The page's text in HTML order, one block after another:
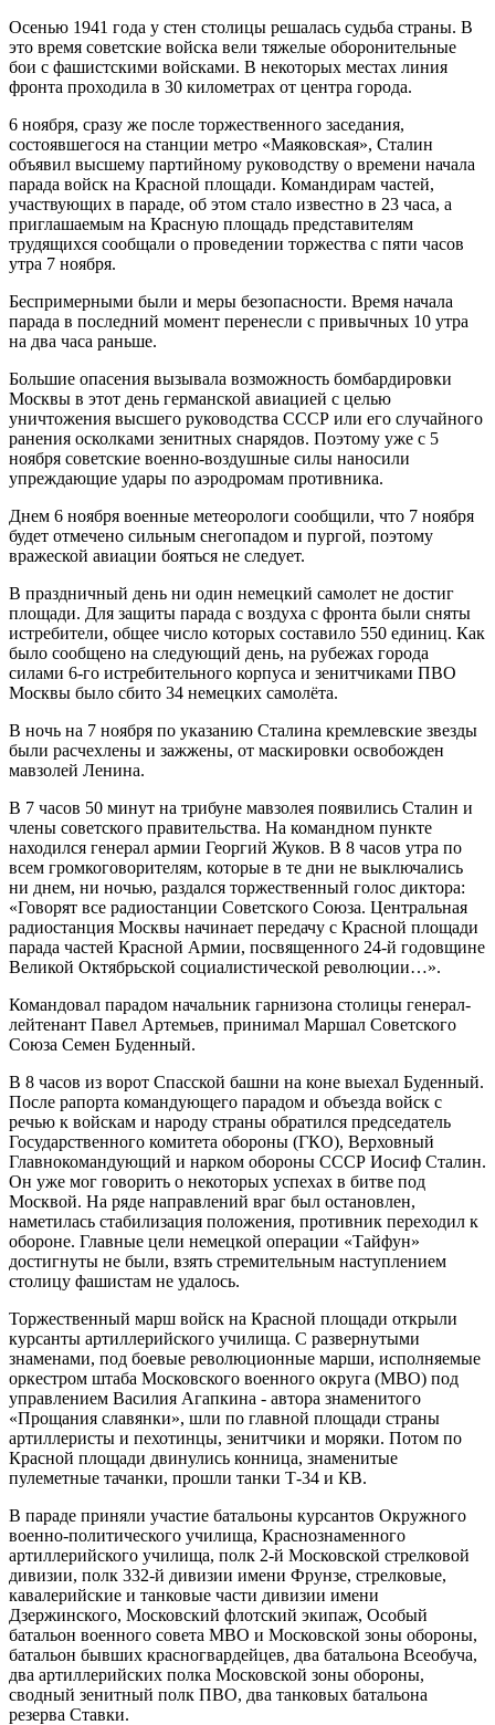
Осенью 1941 года у стен столицы решалась судьба страны. В
это время советские войска вели тяжелые оборонительные
бои с фашистскими войсками. В некоторых местах линия
фронта проходила в 30 километрах от центра города.
6 ноября, сразу же после торжественного заседания,
состоявшегося на станции метро «Маяковская», Сталин
объявил высшему партийному руководству о времени начала
парада войск на Красной площади. Командирам частей,
участвующих в параде, об этом стало известно в 23 часа, а
приглашаемым на Красную площадь представителям
трудящихся сообщали о проведении торжества с пяти часов
утра 7 ноября.
Беспримерными были и меры безопасности. Время начала
парада в последний момент перенесли с привычных 10 утра
на два часа раньше.
Большие опасения вызывала возможность бомбардировки
Москвы в этот день германской авиацией с целью
уничтожения высшего руководства СССР или его случайного
ранения осколками зенитных снарядов. Поэтому уже с 5
ноября советские военно-воздушные силы наносили
упреждающие удары по аэродромам противника.
Днем 6 ноября военные метеорологи сообщили, что 7 ноября
будет отмечено сильным снегопадом и пургой, поэтому
вражеской авиации бояться не следует.
В праздничный день ни один немецкий самолет не достиг
площади. Для защиты парада с воздуха с фронта были сняты
истребители, общее число которых составило 550 единиц. Как
было сообщено на следующий день, на рубежах города
силами 6-го истребительного корпуса и зенитчиками ПВО
Москвы было сбито 34 немецких самолёта.
В ночь на 7 ноября по указанию Сталина кремлевские звезды
были расчехлены и зажжены, от маскировки освобожден
мавзолей Ленина.
В 7 часов 50 минут на трибуне мавзолея появились Сталин и
члены советского правительства. На командном пункте
находился генерал армии Георгий Жуков. В 8 часов утра по
всем громкоговорителям, которые в те дни не выключались
ни днем, ни ночью, раздался торжественный голос диктора:
«Говорят все радиостанции Советского Союза. Центральная
радиостанция Москвы начинает передачу с Красной площади
парада частей Красной Армии, посвященного 24-й годовщине
Великой Октябрьской социалистической революции…».
Командовал парадом начальник гарнизона столицы генерал-
лейтенант Павел Артемьев, принимал Маршал Советского
Союза Семен Буденный.
В 8 часов из ворот Спасской башни на коне выехал Буденный.
После рапорта командующего парадом и объезда войск с
речью к войскам и народу страны обратился председатель
Государственного комитета обороны (ГКО), Верховный
Главнокомандующий и нарком обороны СССР Иосиф Сталин.
Он уже мог говорить о некоторых успехах в битве под
Москвой. На ряде направлений враг был остановлен,
наметилась стабилизация положения, противник переходил к
обороне. Главные цели немецкой операции «Тайфун»
достигнуты не были, взять стремительным наступлением
столицу фашистам не удалось.
Торжественный марш войск на Красной площади открыли
курсанты артиллерийского училища. С развернутыми
знаменами, под боевые революционные марши, исполняемые
оркестром штаба Московского военного округа (МВО) под
управлением Василия Агапкина - автора знаменитого
«Прощания славянки», шли по главной площади страны
артиллеристы и пехотинцы, зенитчики и моряки. Потом по
Красной площади двинулись конница, знаменитые
пулеметные тачанки, прошли танки Т-34 и КВ.
В параде приняли участие батальоны курсантов Окружного
военно-политического училища, Краснознаменного
артиллерийского училища, полк 2-й Московской стрелковой
дивизии, полк 332-й дивизии имени Фрунзе, стрелковые,
кавалерийские и танковые части дивизии имени
Дзержинского, Московский флотский экипаж, Особый
батальон военного совета МВО и Московской зоны обороны,
батальон бывших красногвардейцев, два батальона Всеобуча,
два артиллерийских полка Московской зоны обороны,
сводный зенитный полк ПВО, два танковых батальона
резерва Ставки.